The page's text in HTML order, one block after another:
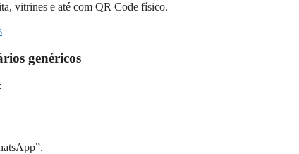
vitrines e até com QR Code físico.
genéricos